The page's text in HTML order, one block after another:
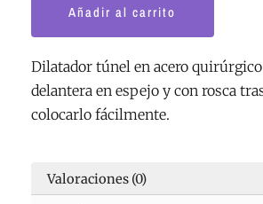
Añadir al carrito
Dilatador túnel en acero
delantera en espejo y con rosca
colocarlo fácilmente.
Valoraciones (0)